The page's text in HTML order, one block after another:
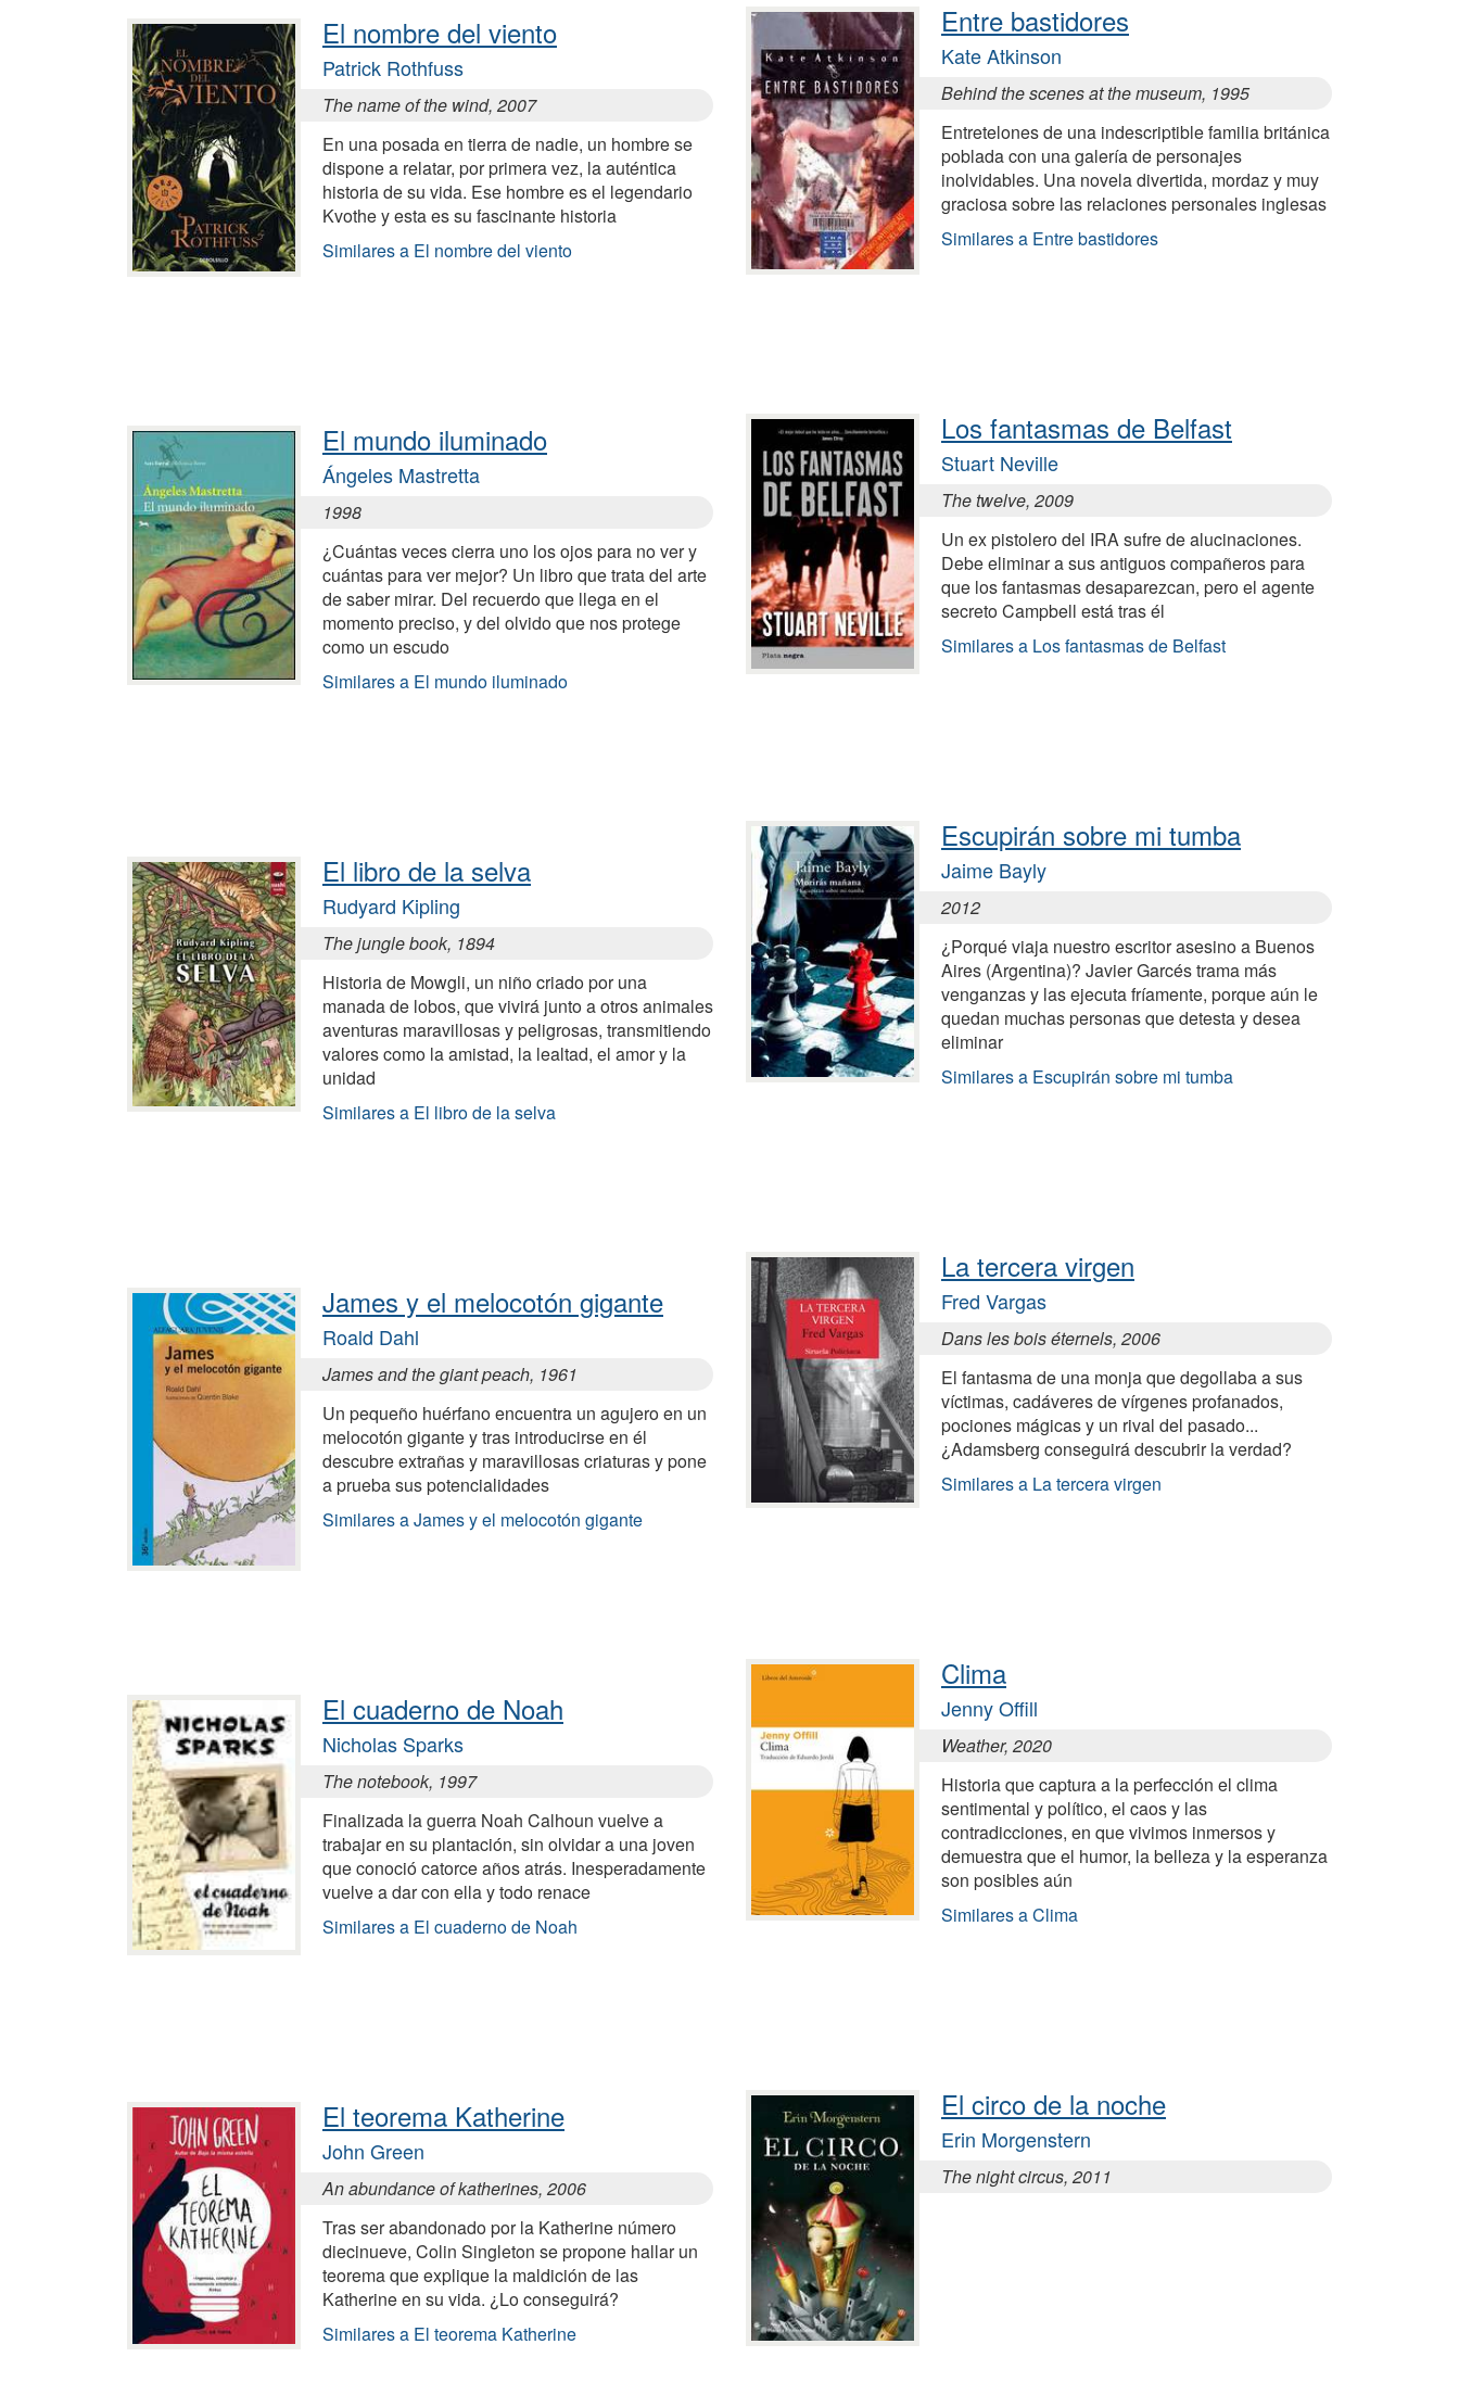
El nombre del viento
Patrick Rothfuss
The name of the wind, 2007
En una posada en tierra de nadie, un hombre se
dispone a relatar, por primera vez, la auténtica
historia de su vida. Ese hombre es el legendario
Kvothe y esta es su fascinante historia
Similares a El nombre del viento
El mundo iluminado
Ángeles Mastretta
1998
¿Cuántas veces cierra uno los ojos para no ver y
cuántas para ver mejor? Un libro que trata del arte
de saber mirar. Del recuerdo que llega en el
momento preciso, y del olvido que nos protege
como un escudo
Similares a El mundo iluminado
El libro de la selva
Rudyard Kipling
The jungle book, 1894
Historia de Mowgli, un niño criado por una
manada de lobos, que vivirá junto a otros animales
aventuras maravillosas y peligrosas, transmitiendo
valores como la amistad, la lealtad, el amor y la
unidad
Similares a El libro de la selva
James y el melocotón gigante
Roald Dahl
James and the giant peach, 1961
Un pequeño huérfano encuentra un agujero en un
melocotón gigante y tras introducirse en él
descubre extrañas y maravillosas criaturas y pone
a prueba sus potencialidades
Similares a James y el melocotón gigante
El cuaderno de Noah
Nicholas Sparks
The notebook, 1997
Finalizada la guerra Noah Calhoun vuelve a
trabajar en su plantación, sin olvidar a una joven
que conoció catorce años atrás. Inesperadamente
vuelve a dar con ella y todo renace
Similares a El cuaderno de Noah
El teorema Katherine
John Green
An abundance of katherines, 2006
Tras ser abandonado por la Katherine número
diecinueve, Colin Singleton se propone hallar un
teorema que explique la maldición de las
Katherine en su vida. ¿Lo conseguirá?
Similares a El teorema Katherine
Entre bastidores
Kate Atkinson
Behind the scenes at the museum, 1995
Entretelones de una indescriptible familia británica
poblada con una galería de personajes
inolvidables. Una novela divertida, mordaz y muy
graciosa sobre las relaciones personales inglesas
Similares a Entre bastidores
Los fantasmas de Belfast
Stuart Neville
The twelve, 2009
Un ex pistolero del IRA sufre de alucinaciones.
Debe eliminar a sus antiguos compañeros para
que los fantasmas desaparezcan, pero el agente
secreto Campbell está tras él
Similares a Los fantasmas de Belfast
Escupirán sobre mi tumba
Jaime Bayly
2012
¿Porqué viaja nuestro escritor asesino a Buenos
Aires (Argentina)? Javier Garcés trama más
venganzas y las ejecuta fríamente, porque aún le
quedan muchas personas que detesta y desea
eliminar
Similares a Escupirán sobre mi tumba
La tercera virgen
Fred Vargas
Dans les bois éternels, 2006
El fantasma de una monja que degollaba a sus
víctimas, cadáveres de vírgenes profanados,
pociones mágicas y un rival del pasado...
¿Adamsberg conseguirá descubrir la verdad?
Similares a La tercera virgen
Clima
Jenny Offill
Weather, 2020
Historia que captura a la perfección el clima
sentimental y político, el caos y las
contradicciones, en que vivimos inmersos y
demuestra que el humor, la belleza y la esperanza
son posibles aún
Similares a Clima
El circo de la noche
Erin Morgenstern
The night circus, 2011